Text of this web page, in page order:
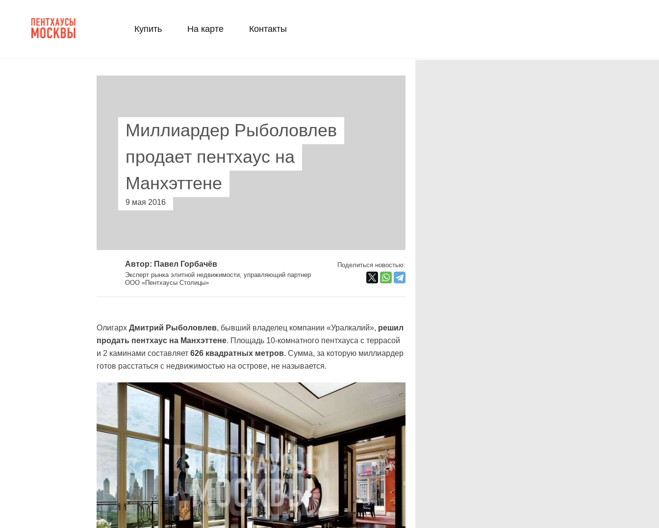
Купить На карте Контакты
Миллиардер Рыболовлев
продает пентхаус на
Манхэттене
9 мая 2016
Автор: Павел Горбачёв
Эксперт рынка элитной недвижимости, управляющий партнер
ООО «Пентхаусы Столицы»
Поделиться новостью:
Олигарх Дмитрий Рыболовлев, бывший владелец компании «Уралкалий», решил
продать пентхаус на Манхэттене. Площадь 10-комнатного пентхауса с террасой
и 2 каминами составляет 626 квадратных метров. Сумма, за которую миллиардер
готов расстаться с недвижимостью на острове, не называется.